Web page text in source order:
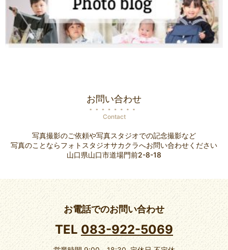
お問い合わせ
Contact
写真撮影のご依頼や写真スタジオでの記念撮影など
写真のことならフォトスタジオサカクラへお問い合わせください
山口県山口市道場門前2-8-18
お電話でのお問い合わせ
TEL 083-922-5069